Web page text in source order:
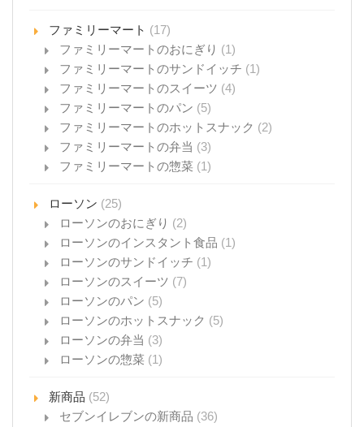
ファミリーマート (17)
ファミリーマートのおにぎり (1)
ファミリーマートのサンドイッチ (1)
ファミリーマートのスイーツ (4)
ファミリーマートのパン (5)
ファミリーマートのホットスナック (2)
ファミリーマートの弁当 (3)
ファミリーマートの惣菜 (1)
ローソン (25)
ローソンのおにぎり (2)
ローソンのインスタント食品 (1)
ローソンのサンドイッチ (1)
ローソンのスイーツ (7)
ローソンのパン (5)
ローソンのホットスナック (5)
ローソンの弁当 (3)
ローソンの惣菜 (1)
新商品 (52)
セブンイレブンの新商品 (36)